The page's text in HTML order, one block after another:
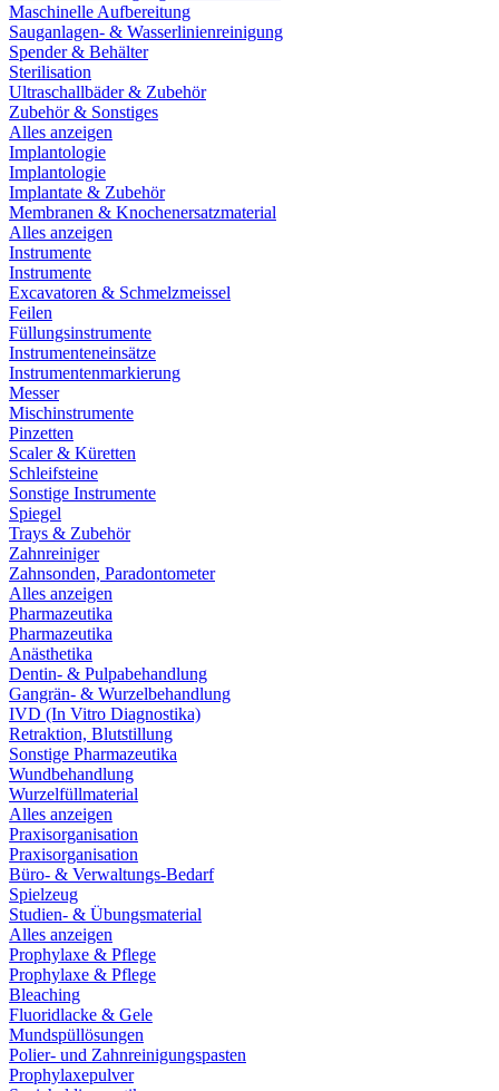
Maschinelle Aufbereitung
Sauganlagen- & Wasserlinienreinigung
Spender & Behälter
Sterilisation
Ultraschallbäder & Zubehör
Zubehör & Sonstiges
Alles anzeigen
Implantologie
Implantologie
Implantate & Zubehör
Membranen & Knochenersatzmaterial
Alles anzeigen
Instrumente
Instrumente
Excavatoren & Schmelzmeissel
Feilen
Füllungsinstrumente
Instrumenteneinsätze
Instrumentenmarkierung
Messer
Mischinstrumente
Pinzetten
Scaler & Küretten
Schleifsteine
Sonstige Instrumente
Spiegel
Trays & Zubehör
Zahnreiniger
Zahnsonden, Paradontometer
Alles anzeigen
Pharmazeutika
Pharmazeutika
Anästhetika
Dentin- & Pulpabehandlung
Gangrän- & Wurzelbehandlung
IVD (In Vitro Diagnostika)
Retraktion, Blutstillung
Sonstige Pharmazeutika
Wundbehandlung
Wurzelfüllmaterial
Alles anzeigen
Praxisorganisation
Praxisorganisation
Büro- & Verwaltungs-Bedarf
Spielzeug
Studien- & Übungsmaterial
Alles anzeigen
Prophylaxe & Pflege
Prophylaxe & Pflege
Bleaching
Fluoridlacke & Gele
Mundspüllösungen
Polier- und Zahnreinigungspasten
Prophylaxepulver